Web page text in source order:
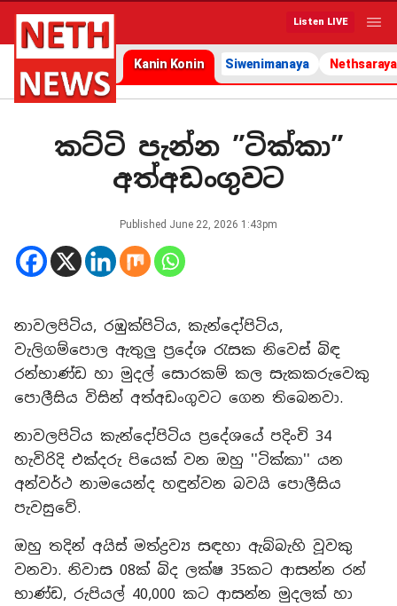
Listen LIVE
Kanin Konin Siwenimanaya Nethsaraya
කට්ටි පැන්න ”ටික්කා”
අත්අඩංගුවට
Published June 22, 2026 1:43pm
නාවලපිටිය, රඹුක්පිටිය, කැන්දෝපිටිය,
වැලිගම්පොල ඇතුලු ප්‍රදේශ රැසක නිවෙස් බිඳ
රන්භාණ්ඩ හා මුදල් සොරකම් කල සැකකරුවෙකු
පොලීසිය විසින් අත්අඩංගුවට ගෙන තිබෙනවා.
නාවලපිටිය කැන්දෝපිටිය ප්‍රදේශයේ පදිංචි 34
හැවිරිදි එක්දරු පියෙක් වන ඔහු ''ටික්කා'' යන
අන්වර්ථ නාමයෙන්ද හඳුන්වන බවයි පොලීසිය
පැවසුවේ.
ඔහු තදින් අයිස් මත්ද්‍රව්‍ය සඳහා ඇබ්බැහි වූවකු
වනවා. නිවාස 08ක් බිද ලක්ෂ 35කට ආසන්න රන්
භාණ්ඩ, රුපියල් 40,000 කට ආසන්න මුදලක් හා